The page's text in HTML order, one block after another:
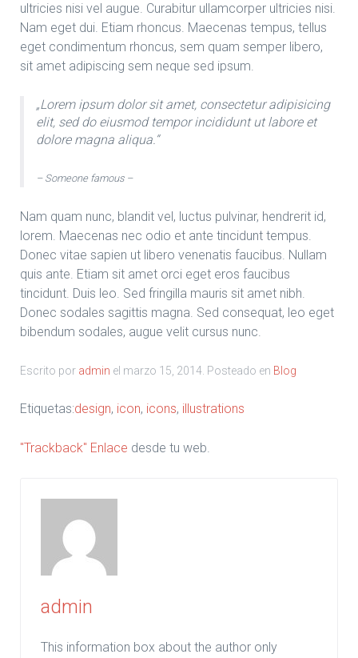
ultricies nisi vel augue. Curabitur ullamcorper ultricies nisi.
Nam eget dui. Etiam rhoncus. Maecenas tempus, tellus
eget condimentum rhoncus, sem quam semper libero,
sit amet adipiscing sem neque sed ipsum.
„Lorem ipsum dolor sit amet, consectetur adipisicing
elit, sed do eiusmod tempor incididunt ut labore et
dolore magna aliqua.“
– Someone famous –
Nam quam nunc, blandit vel, luctus pulvinar, hendrerit id,
lorem. Maecenas nec odio et ante tincidunt tempus.
Donec vitae sapien ut libero venenatis faucibus. Nullam
quis ante. Etiam sit amet orci eget eros faucibus
tincidunt. Duis leo. Sed fringilla mauris sit amet nibh.
Donec sodales sagittis magna. Sed consequat, leo eget
bibendum sodales, augue velit cursus nunc.
Escrito por admin el marzo 15, 2014 . Posteado en Blog
Etiquetas:design, icon, icons, illustrations
"Trackback" Enlace desde tu web.
admin
This information box about the author only